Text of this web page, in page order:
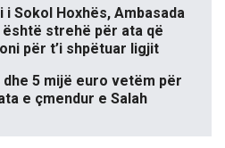
i Sokol Hoxhës, Ambasada
është strehë për ata që
për t’i shpëtuar ligjit
5 mijë euro vetëm për
e çmendur e Salah